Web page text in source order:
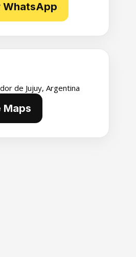
WhatsApp
de Jujuy, Argentina
Maps